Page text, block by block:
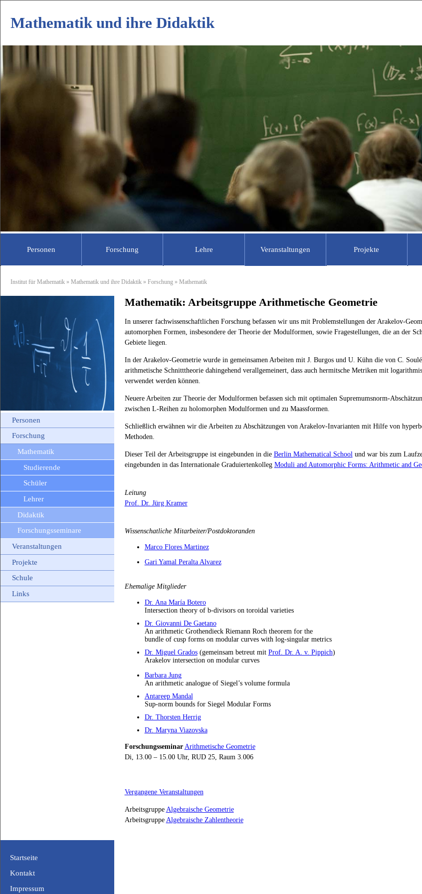
Mathematik und ihre Didaktik
Personen
Abgeordnete Lehrer
Studentische Hilfskräfte
Assoziierte Mitarbeiter
Forschung
Für Schüler
Für Lehrer
Für Schüler
Für Lehrer
WiSe 2018/19
Algebraische Zahlentheorie
Berlin-Brandenburgisches Seminar
WiSe 2019/20 Mathematik und ihre
Berlin-Brandenburgisches Seminar
SoSe 2020
Lehre
Informationen und Materialien
Veranstaltungen Projekte
DZLM
ECMath
ProMINT-Kolleg
Sommerschulen
Berlin Mathematics
Institut für Mathematik »Mathematik und ihre Didaktik »Forschung » Mathematik
Personen
Forschung
Mathematik
Studierende
Schüler
Lehrer
Didaktik
Forschungsseminare
Veranstaltungen
Projekte
Schule
Links
Mathematik: Arbeitsgruppe Arithmetische Geometrie
In unserer fachwissenschaftlichen Forschung befassen wir uns mit Problemstellungen der Arakelov-
automorphen Formen, insbesondere der Theorie der Modulformen, sowie Fragestellungen, die an der
Gebiete liegen.
In der Arakelov-Geometrie wurde in gemeinsamen Arbeiten mit J. Burgos und U. Kühn die von C.
arithmetische Schnitttheorie dahingehend verallgemeinert, dass auch hermitsche Metriken mit
verwendet werden können.
Neuere Arbeiten zur Theorie der Modulformen befassen sich mit optimalen Supremumsnorm-
zwischen L-Reihen zu holomorphen Modulformen und zu Maassformen.
Schließlich erwähnen wir die Arbeiten zu Abschätzungen von Arakelov-Invarianten mit Hilfe von
Methoden.
Dieser Teil der Arbeitsgruppe ist eingebunden in die Berlin Mathematical Schoolund war bis zum
eingebunden in das Internationale Graduiertenkolleg Moduli and Automorphic Forms: Arithmetic and
Leitung
Prof. Dr. Jürg Kramer
Wissenschatliche Mitarbeiter/Postdoktoranden
Marco Flores Martinez
Gari Yamal Peralta Alvarez
Ehemalige Mitglieder
Dr. Ana María Botero
Intersection theory of b-divisors on toroidal varieties
Dr. Giovanni De Gaetano
An arithmetic Grothendieck Riemann Roch theorem for the
bundle of cusp forms on modular curves with log-singular metrics
Dr. Miguel Grados(gemeinsam betreut mit Prof. Dr. A. v. Pippich)
Arakelov intersection on modular curves
Barbara Jung
An arithmetic analogue of Siegel’s volume formula
Antareep Mandal
Sup-norm bounds for Siegel Modular Forms
Dr. Thorsten Herrig
Dr. Maryna Viazovska
Forschungsseminar Arithmetische Geometrie
Di, 13.00 – 15.00 Uhr, RUD25, Raum 3.006
Vergangene Veranstaltungen
Arbeitsgruppe Algebraische Geometrie
Arbeitsgruppe Algebraische Zahlentheorie
Startseite
Kontakt
Impressum